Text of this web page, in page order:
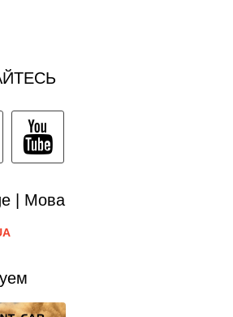
| Мова